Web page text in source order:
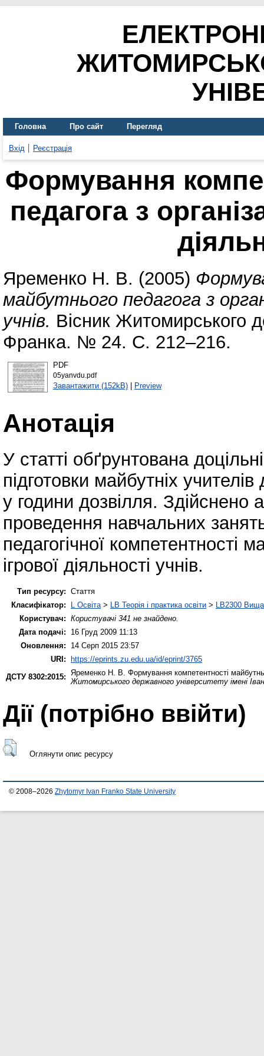
Головна Про сайт Перегляд
Вхід Реєстрація
Формування
педагога з
Яременко Н. В. (2005)
майбутнього педагога з
учнів. Вісник Житомирського
Франка. № 24. С. 212–216.
PDF
05yanvdu.pdf
Завантажити (152kB)| Preview
Анотація
У статті обґрунтована
підготовки майбутніх учителів
у години дозвілля. Здійснено
проведення навчальних
педагогічної компетентності
ігрової діяльності учнів.
Тип ресурсу: Стаття
Класифікатор:
L Освіта > LB Теорія і практика освіти > LB2300 Вища
Користувач: Користувачі 341 не знайдено.
Дата подачі:
16 Груд 2009 11:13
Оновлення:
14 Серп 2015 23:57
URI: https://eprints.zu.edu.ua/id/eprint/3765
ДСТУ 8302:2015:
Яременко Н. В. Формування компетентності
Житомирського державного університету імені
Дії ​​(потрібно ввійти)
Оглянути опис ресурсу
© 2008–2026 Zhytomyr Ivan Franko State University